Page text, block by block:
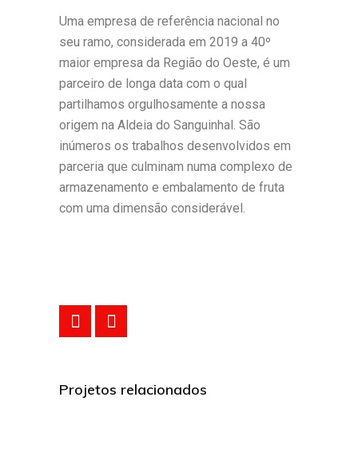
Uma empresa de referência nacional no
seu ramo, considerada em 2019 a 40º
maior empresa da Região do Oeste, é um
parceiro de longa data com o qual
partilhamos orgulhosamente a nossa
origem na Aldeia do Sanguinhal. São
inúmeros os trabalhos desenvolvidos em
parceria que culminam numa complexo de
armazenamento e embalamento de fruta
com uma dimensão considerável.
Projetos relacionados